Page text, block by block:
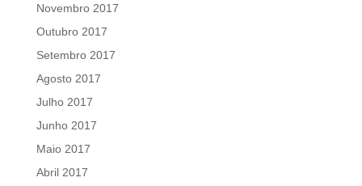
Novembro 2017
Outubro 2017
Setembro 2017
Agosto 2017
Julho 2017
Junho 2017
Maio 2017
Abril 2017